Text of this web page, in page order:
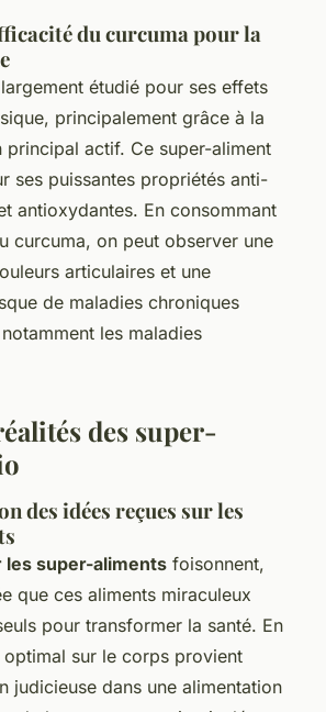
du curcuma pour la
étudié pour ses effets
principalement grâce à la
principal actif. Ce super-aliment
ses puissantes propriétés anti-
antioxydantes. En consommant
curcuma, on peut observer une
articulaires et une
de maladies chroniques
les maladies
des super-
des idées reçues sur les
les super-aliments foisonnent,
que ces aliments miraculeux
pour transformer la santé. En
sur le corps provient
judicieuse dans une alimentation